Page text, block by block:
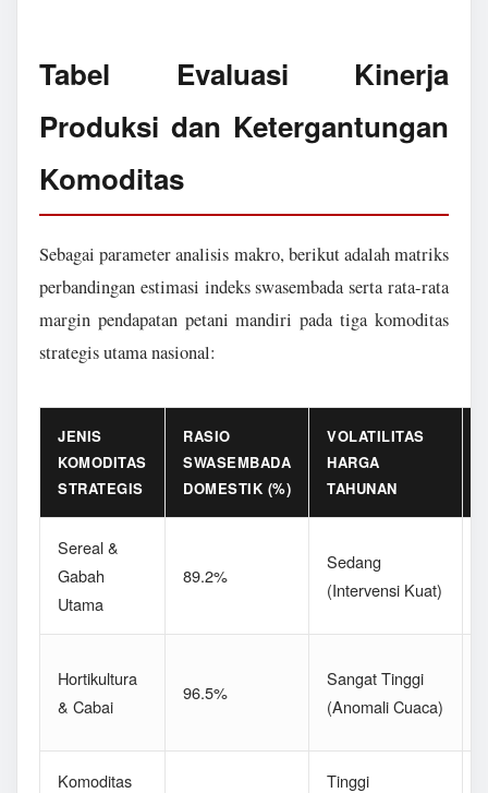
Tabel Evaluasi Kinerja
Produksi dan Ketergantungan
Komoditas
Sebagai parameter analisis makro, berikut adalah matriks
perbandingan estimasi indeks swasembada serta rata-rata
margin pendapatan petani mandiri pada tiga komoditas
strategis utama nasional:
JENIS
KOMODITAS
STRATEGIS
RASIO
SWASEMBADA
DOMESTIK (%)
VOLATILITAS
HARGA
TAHUNAN
Sereal &
Gabah
Utama
89.2%
Sedang
(Intervensi Kuat)
Hortikultura
& Cabai
96.5%
Sangat Tinggi
(Anomali Cuaca)
Komoditas
Tinggi